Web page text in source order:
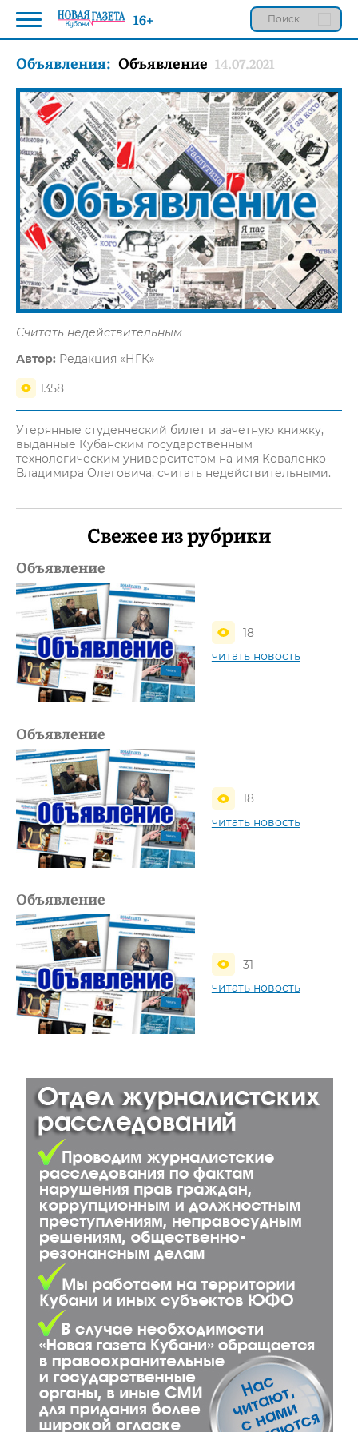
Объявления: Объявление 14.07.2021
Считать недействительным
Автор: Редакция «НГК»
1358
Утерянные студенческий билет и зачетную книжку,
выданные Кубанским государственным
технологическим университетом на имя Коваленко
Владимира Олеговича, считать недействительными.
Свежее из рубрики
Объявление
18
читать новость
Объявление
18
читать новость
Объявление
31
читать новость
16+